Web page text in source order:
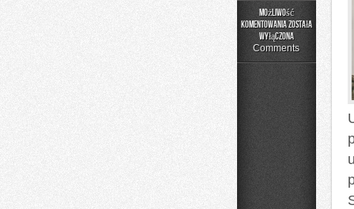
Możliwość
komentowania
Poradnik
Prania
została
wyłączona
Comments